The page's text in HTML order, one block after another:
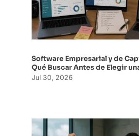
Software Empresarial y de
Qué Buscar Antes de Elegir
Jul 30, 2026